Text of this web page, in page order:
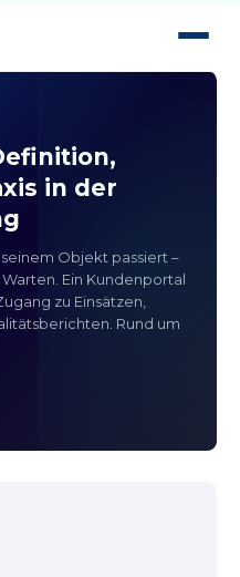
in der
Objekt passiert –
Ein Kundenportal
zu Einsätzen,
Rund um